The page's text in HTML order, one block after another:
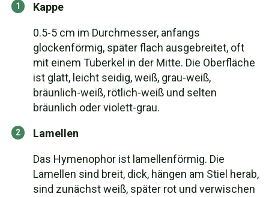
Kappe
0.5-5 cm im Durchmesser, anfangs
glockenförmig, später flach ausgebreitet, oft
mit einem Tuberkel in der Mitte. Die Oberfläche
ist glatt, leicht seidig, weiß, grau-weiß,
bräunlich-weiß, rötlich-weiß und selten
bräunlich oder violett-grau.
Lamellen
Das Hymenophor ist lamellenförmig. Die
Lamellen sind breit, dick, hängen am Stiel herab,
sind zunächst weiß, später rot und verwischen